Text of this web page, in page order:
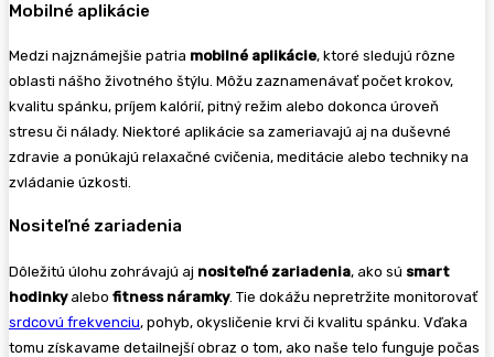
Mobilné aplikácie
Medzi najznámejšie patria mobilné aplikácie, ktoré sledujú rôzne
oblasti nášho životného štýlu. Môžu zaznamenávať počet krokov,
kvalitu spánku, príjem kalórií, pitný režim alebo dokonca úroveň
stresu či nálady. Niektoré aplikácie sa zameriavajú aj na duševné
zdravie a ponúkajú relaxačné cvičenia, meditácie alebo techniky na
zvládanie úzkosti.
Nositeľné zariadenia
Dôležitú úlohu zohrávajú aj nositeľné zariadenia, ako sú smart
hodinkyalebo fitness náramky. Tie dokážu nepretržite monitorovať
srdcovú frekvenciu, pohyb, okysličenie krvi či kvalitu spánku. Vďaka
tomu získavame detailnejší obraz o tom, ako naše telo funguje počas